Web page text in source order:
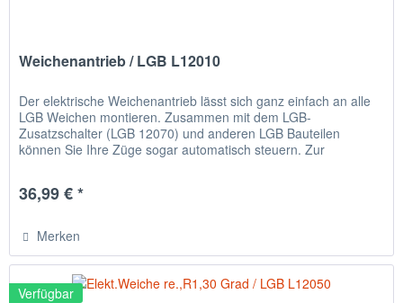
Weichenantrieb / LGB L12010
Der elektrische Weichenantrieb lässt sich ganz einfach an alle
LGB Weichen montieren. Zusammen mit dem LGB-
Zusatzschalter (LGB 12070) und anderen LGB Bauteilen
können Sie Ihre Züge sogar automatisch steuern. Zur
36,99 € *
Merken
Verfügbar